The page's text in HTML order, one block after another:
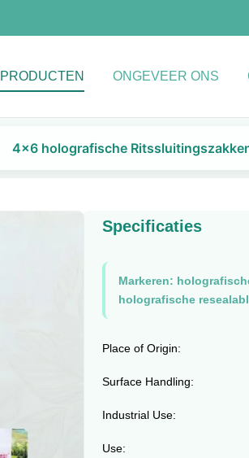
PRODUCTEN ONGEVEER ONS
4x6 holografische
Specificaties
Markeren:
holografische
Place of Origin:
Surface Handling:
Industrial Use:
Use: